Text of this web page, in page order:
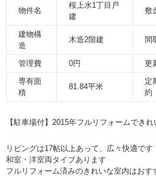
物件名
桜上水1丁目戸
建
敷
建物構
造
木造2階建 間
管理費 0円 更
専有面
積
81.84平米
定
約
【駐車場付】2015年フルリフォームでき
リビングは17帖以上あって、広々快適です
和室・洋室両タイプあります
フルリフォーム済みのきれいな室内はおす